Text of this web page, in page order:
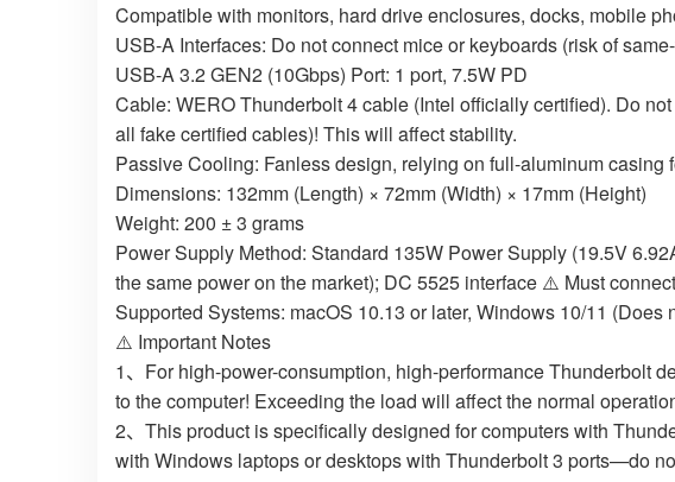
Compatible with monitors, hard drive enclosures, docks, mobile
USB-A Interfaces: Do not connect mice or keyboards (risk of
USB-A 3.2 GEN2 (10Gbps) Port: 1 port, 7.5W PD
Cable: WERO Thunderbolt 4 cable (Intel officially certified). Do
all fake certified cables)! This will affect stability.
Passive Cooling: Fanless design, relying on full-aluminum casing
Dimensions: 132mm (Length) × 72mm (Width) × 17mm (Height)
Weight: 200 ± 3 grams
Power Supply Method: Standard 135W Power Supply (19.5V
the same power on the market); DC 5525 interface ⚠️ Must
Supported Systems: macOS 10.13 or later, Windows 10/11 (Does
⚠️ Important Notes
1、For high-power-consumption, high-performance Thunderbolt
to the computer! Exceeding the load will affect the normal
2、This product is specifically designed for computers with
with Windows laptops or desktops with Thunderbolt 3 ports—do